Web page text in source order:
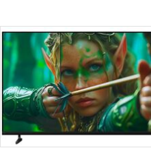
dùng cho phòng bao nhiêu m2?